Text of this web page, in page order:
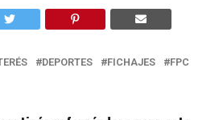
DEPORTES FICHAJES
FPC